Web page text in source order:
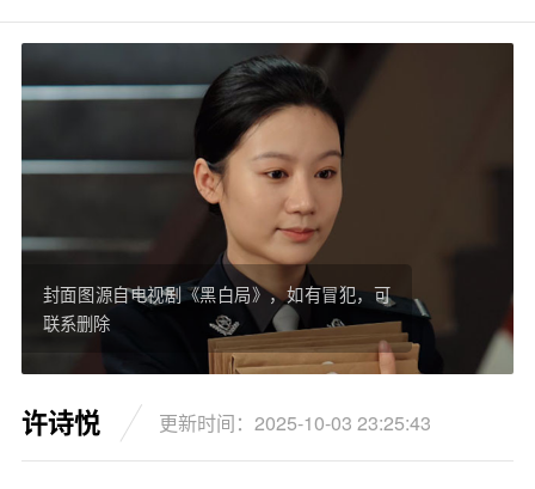
封面图源自电视剧《黑白局》，如有冒犯，可
联系删除
许诗悦 更新时间：2025-10-03 23:25:43